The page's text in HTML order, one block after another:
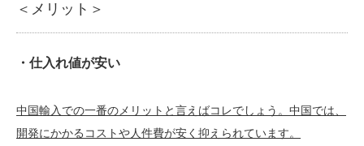
＜メリット＞
・仕入れ値が安い
中国輸入での一番のメリットと言えばコレでしょう。中国では、
開発にかかるコストや人件費が安く抑えられています。